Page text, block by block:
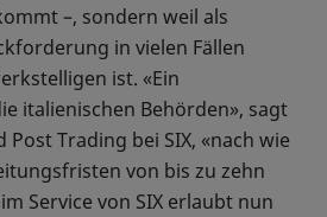
–, sondern weil als
in vielen Fällen
ist. «Ein
italienischen Behörden», sagt
Post Trading bei SIX, «nach wie
von bis zu zehn
Service von SIX erlaubt nun